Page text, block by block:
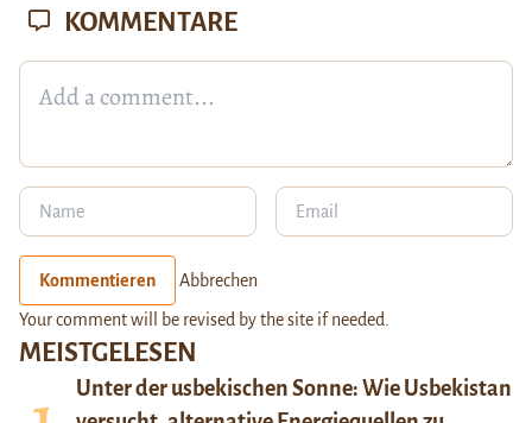
MEISTGELESEN
Unter der usbekischen Sonne: Wie Usbekistan
KOMMENTARE
Kommentieren Abbrechen
Your comment will be revised by the site if needed.